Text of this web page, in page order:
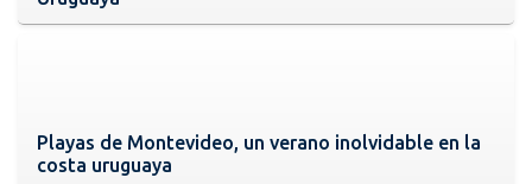
Playas de Montevideo, un verano inolvidable en la
costa uruguaya